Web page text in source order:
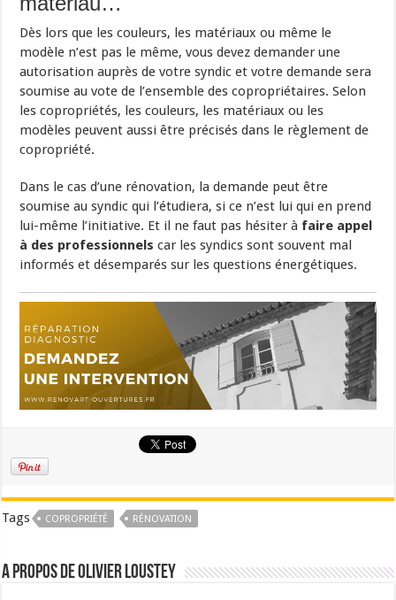
Dès lors que les couleurs, les matériaux ou même le
modèle n’est pas le même, vous devez demander une
autorisation auprès de votre syndic et votre demande sera
soumise au vote de l’ensemble des copropriétaires. Selon
les copropriétés, les couleurs, les matériaux ou les
modèles peuvent aussi être précisés dans le règlement de
copropriété.
Dans le cas d’une rénovation, la demande peut être
soumise au syndic qui l’étudiera, si ce n’est lui qui en prend
lui-même l’initiative. Et il ne faut pas hésiter à faire appel
à des professionnels car les syndics sont souvent mal
informés et désemparés sur les questions énergétiques.
Tags COPROPRIÉTÉ RÉNOVATION
A propos de Olivier Loustey